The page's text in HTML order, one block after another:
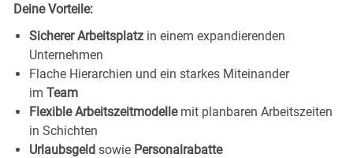
Deine Vorteile:
Sicherer Arbeitsplatz in einem expandierenden
Unternehmen
Flache Hierarchien und ein starkes Miteinander
im Team
Flexible Arbeitszeitmodelle mit planbaren Arbeitszeiten
in Schichten
Urlaubsgeld sowie Personalrabatte